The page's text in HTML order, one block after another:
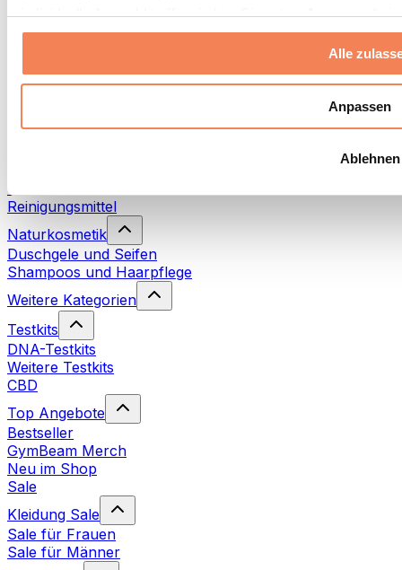
individuelle Auswahl treffen, indem Sie unter „Anpassen“
erlauben“ klicken.
Weitere Informationen über die Verarbeitung Ihrer Daten
Datenschutzerklärung
Alle
Anpassen
Ablehnen
Yoga & Pilates
Wandern
Rotlichttherapie
Waschmittel
Reinigungsmittel
Naturkosmetik
Duschgele und Seifen
Shampoos und Haarpflege
Weitere Kategorien
Testkits
DNA-Testkits
Weitere Testkits
CBD
Top Angebote
Bestseller
GymBeam Merch
Neu im Shop
Sale
Kleidung Sale
Sale für Frauen
Sale für Männer